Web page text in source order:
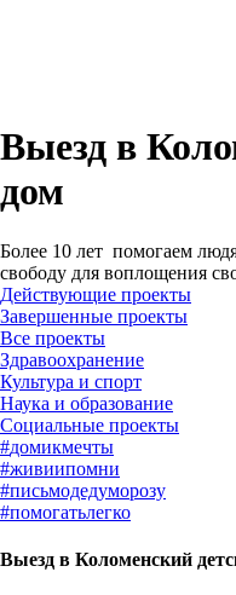
Выезд в
дом
Более 10 лет помогаем
свободу для воплощения
Действующие проекты
Завершенные проекты
#домикмечты
#живиипомни
#письмодедуморозу
#помогатьлегко
Выезд в Коломенский